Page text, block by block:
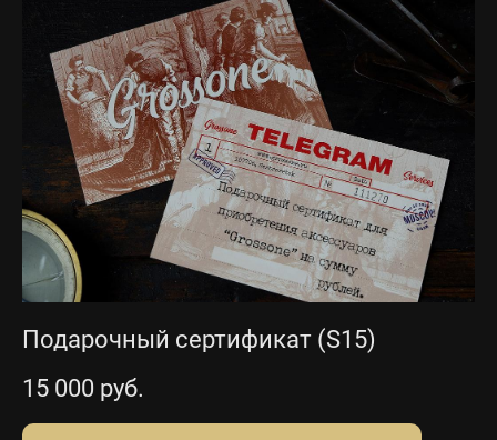
Подарочный сертификат (S15)
15 000 pуб.